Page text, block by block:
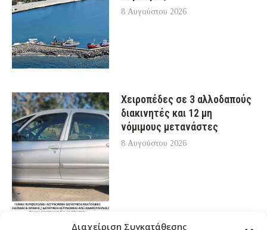
Διαχείριση Συγκατάθεσης
8 Αυγούστου 2026
Χειροπέδες σε 3 αλλοδαπούς
διακινητές και 12 μη
νόμιμους μετανάστες
8 Αυγούστου 2026